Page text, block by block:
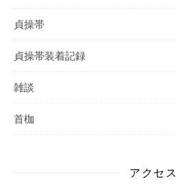
貞操帯
貞操帯装着記録
雑談
首枷
アクセス